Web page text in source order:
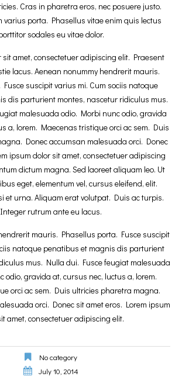
Cras in pharetra eros, nec posuere justo.
varius porta. Phasellus vitae enim quis lectus
sodales eu vitae dolor.
sit amet, consectetuer adipiscing elit. Praesent
lacus. Aenean nonummy hendrerit mauris.
suscipit varius mi. Cum sociis natoque
dis parturient montes, nascetur ridiculus mus.
malesuada odio. Morbi nunc odio, gravida
a, lorem. Maecenas tristique orci ac sem. Duis
Donec accumsan malesuada orci. Donec
ipsum dolor sit amet, consectetuer adipiscing
dictum magna. Sed laoreet aliquam leo. Ut
eget, elementum vel, cursus eleifend, elit.
et urna. Aliquam erat volutpat. Duis ac turpis.
Integer rutrum ante eu lacus.
mauris. Phasellus porta. Fusce suscipit
natoque penatibus et magnis dis parturient
mus. Nulla dui. Fusce feugiat malesuada
odio, gravida at, cursus nec, luctus a, lorem.
orci ac sem. Duis ultricies pharetra magna.
orci. Donec sit amet eros. Lorem ipsum
amet, consectetuer adipiscing elit.
No category
July 10, 2014